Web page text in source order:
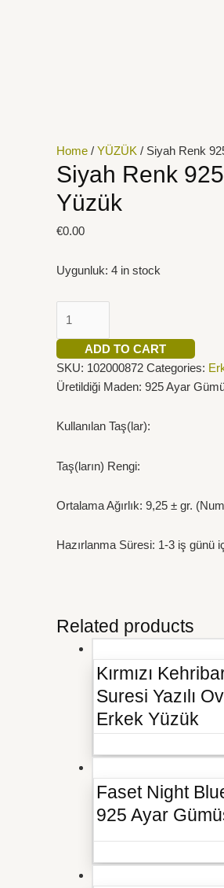
Home / YÜZÜK / Siyah Renk
Siyah Renk
Yüzük
€0.00
Uygunluk: 4 in stock
ADD TO CART
SKU: 102000872 Categories:
Üretildiği Maden: 925 Ayar
Kullanılan Taş(lar):
Taş(ların) Rengi:
Ortalama Ağırlık: 9,25 ± gr.
Hazırlanma Süresi: 1-3 iş günü
Related products
Kırmızı
Suresi Yazılı
Erkek Yüzük
Faset Night
925 Ayar